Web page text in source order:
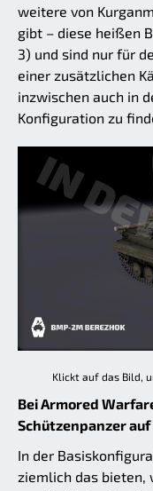
weitere von
gibt – diese heißen
3) und sind nur für
einer zusätzlichen
inzwischen auch in
Konfiguration zu
Klickt auf das Bild,
Bei Armored
Schützenpanzer
In der
ziemlich das bieten,